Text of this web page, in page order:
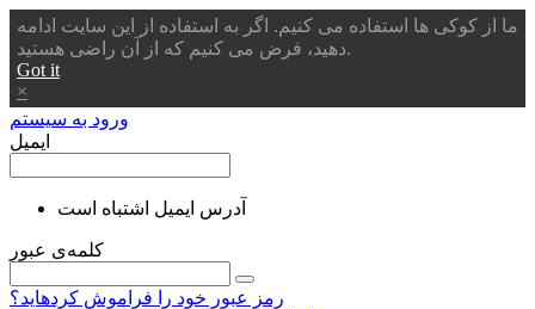
ما از کوکی ها استفاده می کنیم. اگر به استفاده از این سایت ادامه
دهید، فرض می کنیم که از آن راضی هستید.
Got it
×
ورود به سیستم
ایمیل
آدرس ایمیل اشتباه است
کلمه‌ی عبور
رمز عبور خود را فراموش کردهاید؟